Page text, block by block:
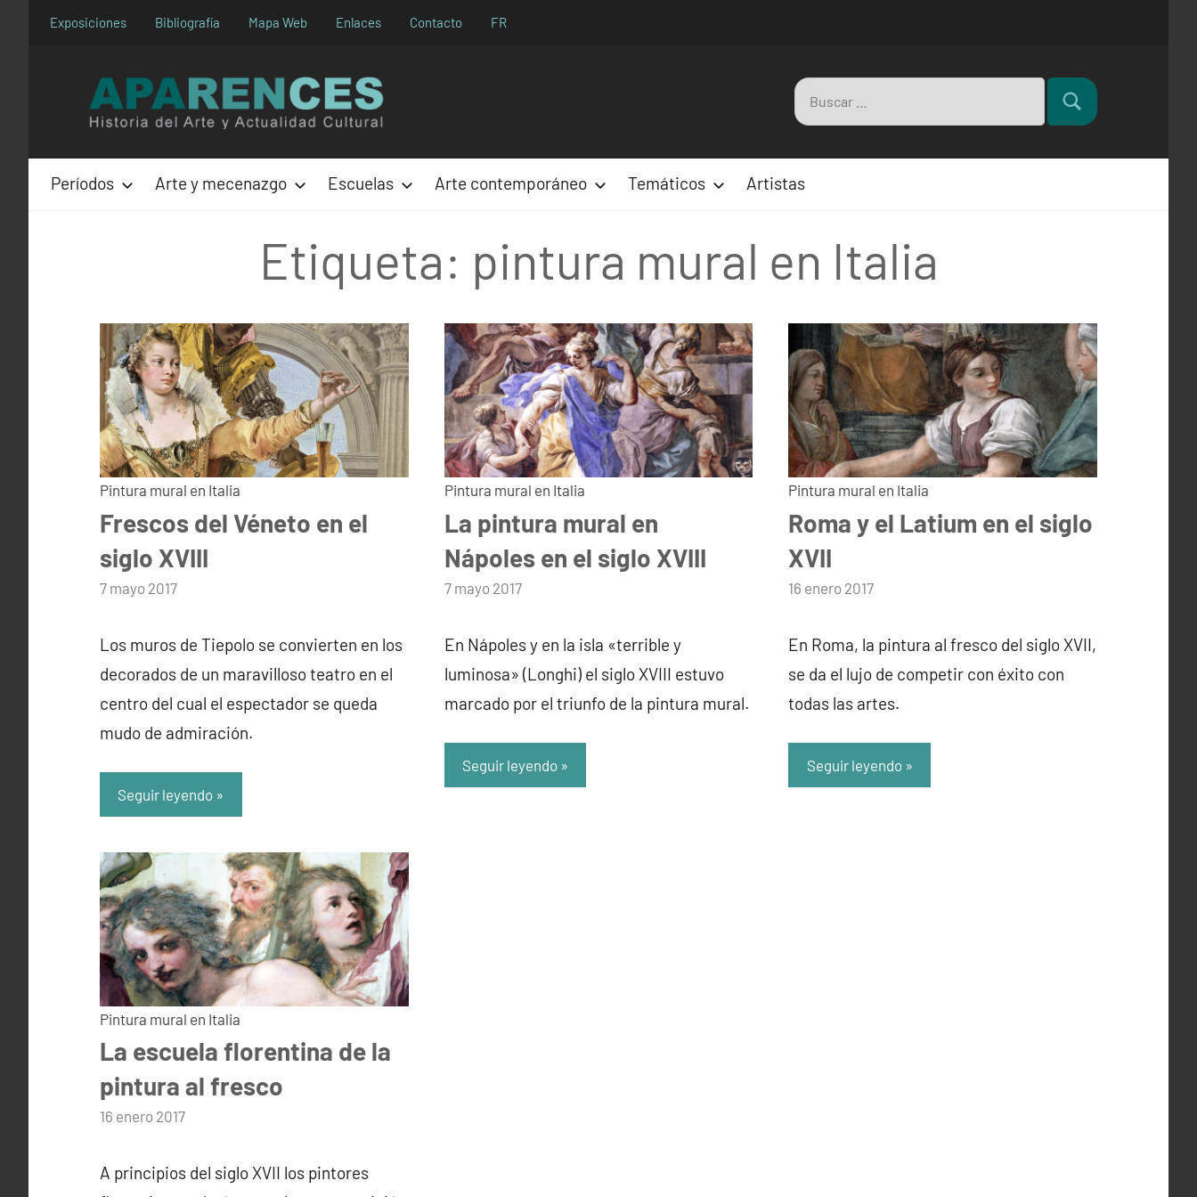
Exposiciones Bibliografía Mapa Web Enlaces Contacto FR
Buscar:
Buscar
Períodos Arte y mecenazgo Escuelas Arte contemporáneo Temáticos Artistas
Etiqueta: pintura mural en Italia
Pintura mural en Italia
Frescos del Véneto en el
siglo XVIII
por
7 mayo 2017
Los muros de Tiepolo se convierten en los
decorados de un maravilloso teatro en el
centro del cual el espectador se queda
mudo de admiración.
Seguir leyendo
Pintura mural en Italia
La pintura mural en
Nápoles en el siglo XVIII
por
7 mayo 2017
En Nápoles y en la isla «terrible y
luminosa» (Longhi) el siglo XVIII estuvo
marcado por el triunfo de la pintura mural.
Seguir leyendo
Pintura mural en Italia
Roma y el Latium en el siglo
XVII
por
16 enero 2017
En Roma, la pintura al fresco del siglo XVII,
se da el lujo de competir con éxito con
todas las artes.
Seguir leyendo
Pintura mural en Italia
La escuela florentina de la
pintura al fresco
por
16 enero 2017
A principios del siglo XVII los pintores